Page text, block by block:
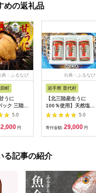
めの返礼品
典：ふるなび
町
うに
ク 三陸産
2027年4
】 国産 三
県 山田町
ミョウバン
5.0
円
出典：ふるなび
岩手県 普代村
【北三陸産生うに
100％使用】天然塩う
に 60g ３本
5.0
寄付金額: 29,000 円
る記事の紹介